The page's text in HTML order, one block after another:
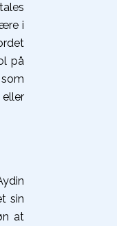
i
på
sin
at